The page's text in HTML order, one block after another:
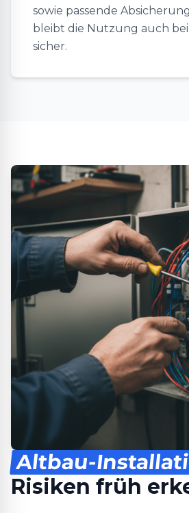
sowie passende
bleibt die Nutzung auch
sicher.
Altbau-
Risiken früh